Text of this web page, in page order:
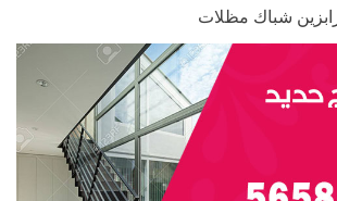
شباك مظلات